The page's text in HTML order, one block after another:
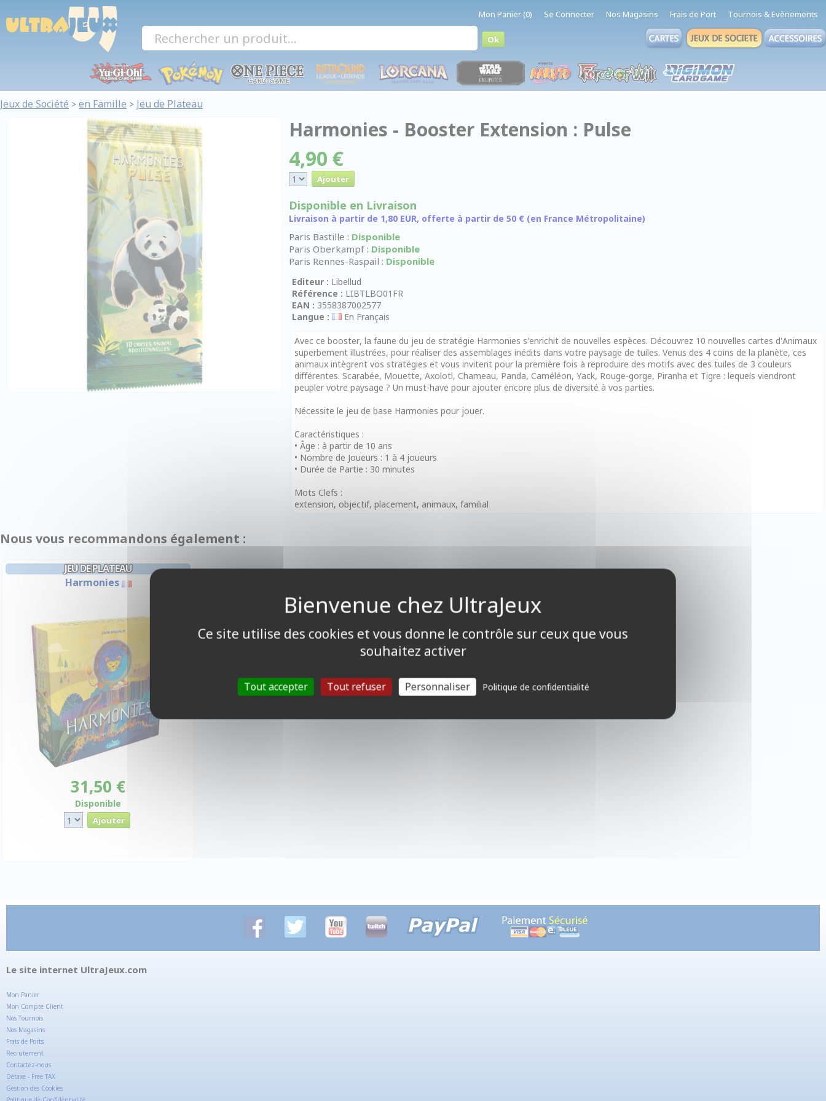
Mon Panier (0) Se Connecter Nos Magasins Frais de Port Tournois & Evènements
Jeux de Société > en Famille > Jeu de Plateau
Harmonies - Booster Extension : Pulse
4,90 €
Disponible en Livraison
Livraison à partir de 1,80 EUR, offerte à partir de 50 € (en France Métropolitaine)
Paris Bastille : Disponible
Paris Oberkampf : Disponible
Paris Rennes-Raspail : Disponible
Editeur : Libellud
Référence : LIBTLBO01FR
EAN : 3558387002577
Langue :
En Français
Avec ce booster, la faune du jeu de stratégie Harmonies s'enrichit de nouvelles espèces. Découvrez 10 nouvelles cartes d'Animaux
superbement illustrées, pour réaliser des assemblages inédits dans votre paysage de tuiles. Venus des 4 coins de la planète, ces
animaux intègrent vos stratégies et vous invitent pour la première fois à reproduire des motifs avec des tuiles de 3 couleurs
différentes. Scarabée, Mouette, Axolotl, Chameau, Panda, Caméléon, Yack, Rouge-gorge, Piranha et Tigre : lequels viendront
peupler votre paysage ? Un must-have pour ajouter encore plus de diversité à vos parties.
Nécessite le jeu de base Harmonies pour jouer.
Caractéristiques :
• Âge : à partir de 10 ans
• Nombre de Joueurs : 1 à 4 joueurs
• Durée de Partie : 30 minutes
Mots Clefs :
extension, objectif, placement, animaux, familial
Nous vous recommandons également :
JEU DE PLATEAU
Harmonies
31,50 €
Disponible
Le site internet UltraJeux.com
Mon Panier
Mon Compte Client
Nos Tournois
Nos Magasins
Frais de Ports
Recrutement
Contactez-nous
Détaxe - Free TAX
Gestion des Cookies
Panneau de gestion des cookies
Ce site utilise des cookies et vous donne le contrôle sur ceux que vous
souhaitez activer
Tout accepter Tout refuser Personnaliser Politique de confidentialité